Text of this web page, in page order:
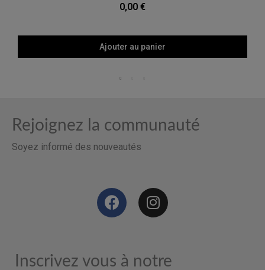
0,00 €
Ajouter au panier
Rejoignez la communauté
Soyez informé des nouveautés
Inscrivez vous à notre